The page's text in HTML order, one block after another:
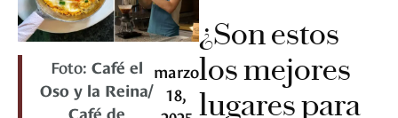
Foto: Café el
Oso y la Reina/
Café de
marzo
18,
¿Son estos
los mejores
lugares para